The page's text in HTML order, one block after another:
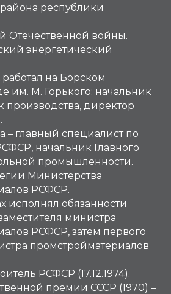
республики
Отечественной войны.
энергетический
работал на Борском
им. М. Горького: начальник
производства, директор
– главный специалист по
начальник Главного
промышленности.
Министерства
РСФСР.
исполнял обязанности
министра
РСФСР, затем первого
промстройматериалов
РСФСР (17.12.1974).
премии СССР (1970) –